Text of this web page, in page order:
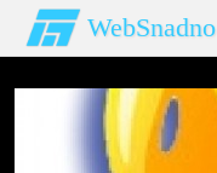
WebSnadno